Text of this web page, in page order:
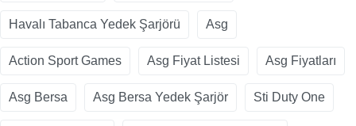
Havalı Tabanca Yedek Şarjörü Asg
Action Sport Games Asg Fiyat Listesi Asg Fiyatları
Asg Bersa Asg Bersa Yedek Şarjör Sti Duty One